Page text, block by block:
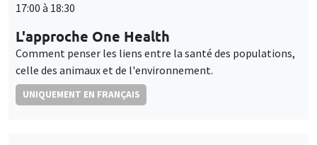
17:00 à 18:30
L'approche One Health
Comment penser les liens entre la santé des populations,
celle des animaux et de l'environnement.
UNIQUEMENT EN FRANÇAIS